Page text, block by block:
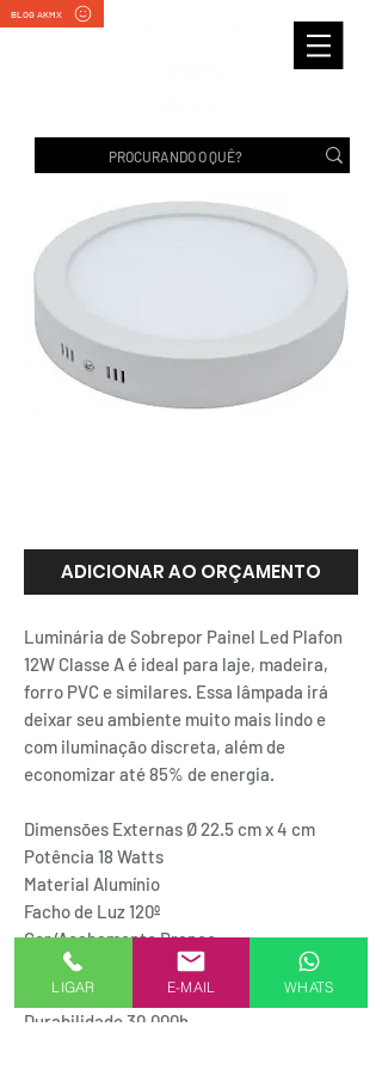
BLOG AKMX
ADICIONAR AO ORÇAMENTO
Luminária de Sobrepor Painel Led Plafon
12W Classe A é ideal para laje, madeira,
forro PVC e similares. Essa lâmpada irá
deixar seu ambiente muito mais lindo e
com iluminação discreta, além de
economizar até 85% de energia.
Dimensões Externas Ø 22.5 cm x 4 cm
Potência 18 Watts
Material Alumínio
Facho de Luz 120º
Cor/Acabamento Branco
A/C Bivolt
Frequência 50/60Hz
Durabilidade 30.000h
LIGAR E-MAIL WHATS